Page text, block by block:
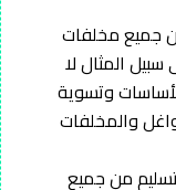
جميع مخلفات
المثال لا
وتسوية
والمخلفات
من جميع